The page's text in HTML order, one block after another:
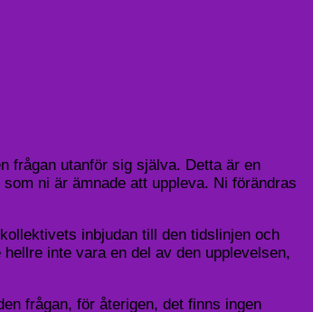
frågan utanför sig själva. Detta är en
ni är ämnade att uppleva. Ni förändras
inbjudan till den tidslinjen och
inte vara en del av den upplevelsen,
frågan, för återigen, det finns ingen